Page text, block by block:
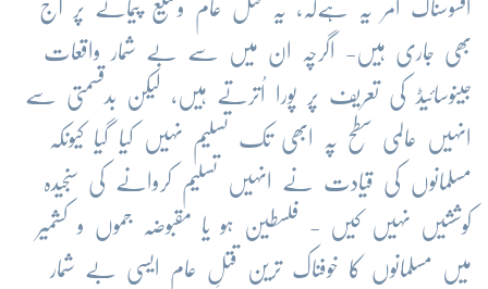
افسوسناک امر یہ ہےکہ، یہ قتل عام وسیع پیمانے پر آج
بھی جاری ہیں- اگرچہ ان میں سے بے شمار واقعات
جینوسائیڈ کی تعریف پر پورا اُترتے ہیں، لیکن بدقسمتی سے
انہیں عالمی سطح پہ ابھی تک تسلیم نہیں کیا گیا کیونکہ
مسلمانوں کی قیادت نے انہیں تسلیم کروانے کی سنجیدہ
کوششیں نہیں کیں - فلسطین ہو یا مقبوضہ جموں و کشمیر
میں مسلمانوں کا خوفناک ترین قتلِ عام ایسی بے شمار